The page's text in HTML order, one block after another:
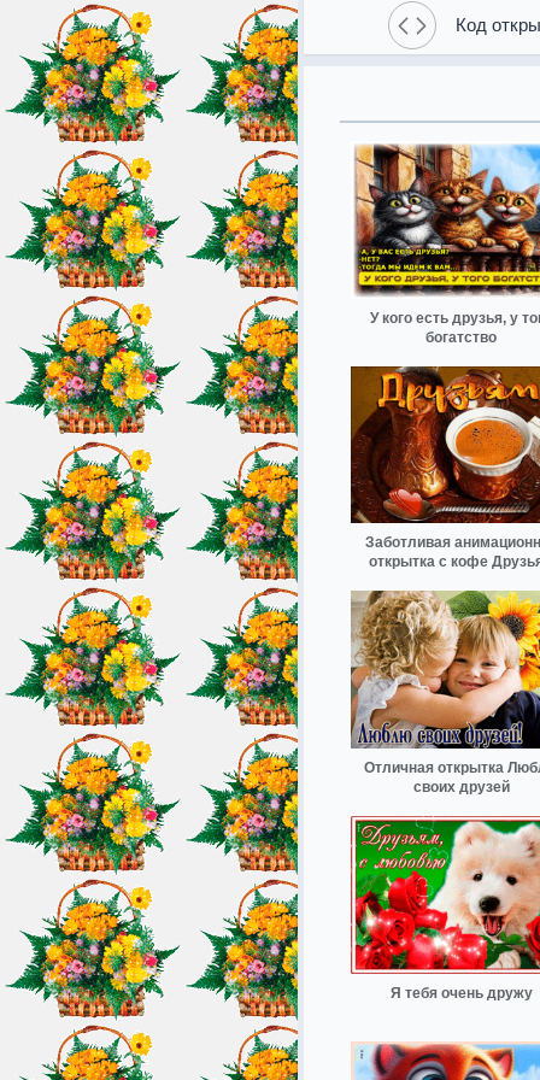
Код
У кого есть друзья, у
богатство
Заботливая
открытка с кофе
Отличная открытка
своих друзей
Я тебя очень дружу